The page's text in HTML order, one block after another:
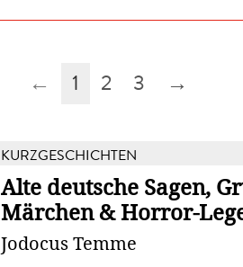
← 1 2 3 →
KURZGESCHICHTEN
Alte deutsche Sagen,
Märchen & Horror-
Jodocus Temme